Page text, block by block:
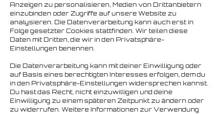
Anzeigen zu personalisieren, Medien von Drittanbietern
einzubinden oder Zugriffe auf unsere Website zu
analysieren. Die Datenverarbeitung kann auch erst in
Folge gesetzter Cookies stattfinden. Wir teilen diese
Daten mit Dritten, die wir in den Privatsphäre-
Einstellungen benennen.
Die Datenverarbeitung kann mit deiner Einwilligung oder
auf Basis eines berechtigten Interesses erfolgen, dem du
in den Privatsphäre-Einstellungen widersprechen kannst.
Du hast das Recht, nicht einzuwilligen und deine
Einwilligung zu einem späteren Zeitpunkt zu ändern oder
zu widerrufen. Weitere Informationen zur Verwendung
Copyright © 2026 Nordbären Hamburg e.V.